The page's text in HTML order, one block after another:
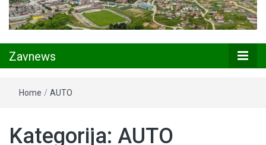
Zavnews
Home / AUTO
Kategorija: AUTO